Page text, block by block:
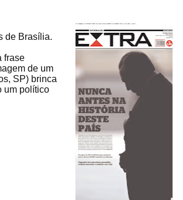
de Brasília.
frase
de um
SP) brinca
um político